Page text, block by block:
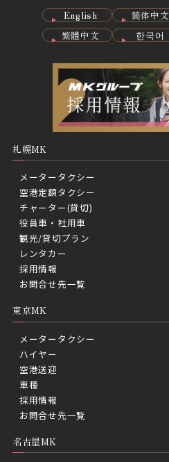
English
简体中文
繁體中文
한국어
札幌MK
メータータクシー
空港定額タクシー
チャーター(貸切)
役員車・社用車
観光/貸切プラン
レンタカー
採用情報
お問合せ先一覧
東京MK
メータータクシー
ハイヤー
空港送迎
車種
採用情報
お問合せ先一覧
名古屋MK